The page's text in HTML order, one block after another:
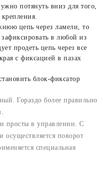
потянуть вниз для того,
цепь через ламели, то
в любой из
продеть цепь через все
с фиксацией в пазах
блок-фиксатор
Гораздо более правильно
просты в управлении. С
поворот
специальная